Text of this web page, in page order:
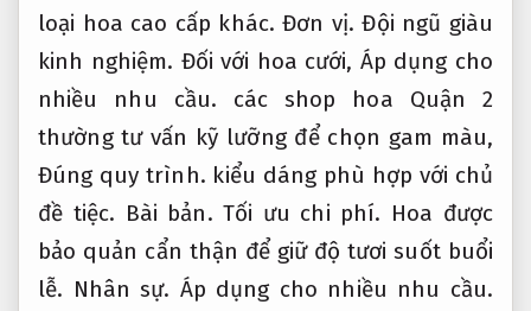
loại hoa cao cấp khác.Đơn vị. Đội ngũ giàu
kinh nghiệm. Đối với hoa cưới, Áp dụng cho
nhiều nhu cầu. các shop hoa Quận 2
thường tư vấn kỹ lưỡng để chọn gam màu,
Đúng quy trình. kiểu dáng phù hợp với chủ
đề tiệc. Bài bản. Tối ưu chi phí. Hoa được
bảo quản cẩn thận để giữ độ tươi suốt buổi
lễ. Nhân sự. Áp dụng cho nhiều nhu cầu.